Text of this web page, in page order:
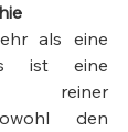
als eine
ist eine
reiner
den